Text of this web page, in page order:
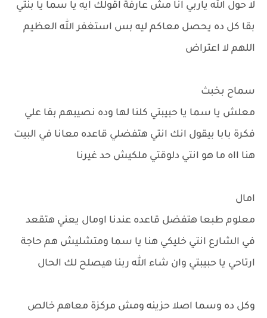
لا حول الله ياربي انا مش عارفة اقولك ايه يا سما يا بنتي
بقا كل ده يحصل معاكم ليه بس استغفر الله العظيم
اللهم لا اعتراض
سماح بخبث
معلش يا سما يا حبيبتي كلنا لها وده نصيبهم بقا علي
فكرة بابا بيقول انك انتي هتفضلي قاعده معانا في البيت
هنا ااه ما هو انتي دلوقتي ملكيش حد غيرنا
امال
معلوم طبعا هتفضل قاعده عندنا اومال يعني هتقعد
في الشارع انتي خليكي هنا يا سما ومتشليش هم حاجة
ارتاحي يا حبيبتي وان شاء الله ربنا هيصلح لك الحال
وكل ده وسما اصلا حزينه ومش مركزة معاهم خالص